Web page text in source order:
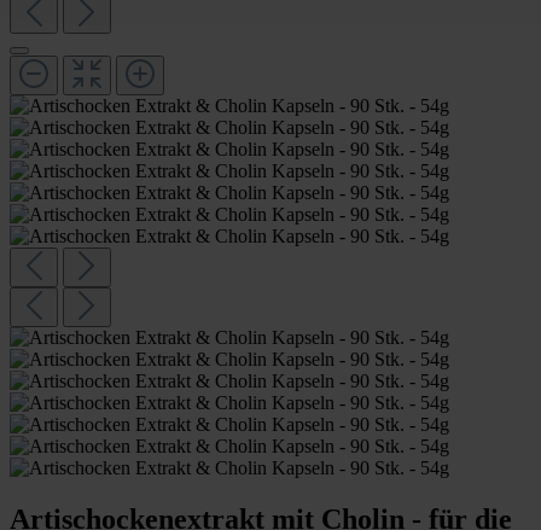
Artischockenextrakt mit Cholin - für die